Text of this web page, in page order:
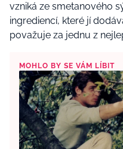
vzniká ze smetanového
ingrediencí, které jí
považuje za jednu z
MOHLO BY SE VÁM LÍBIT